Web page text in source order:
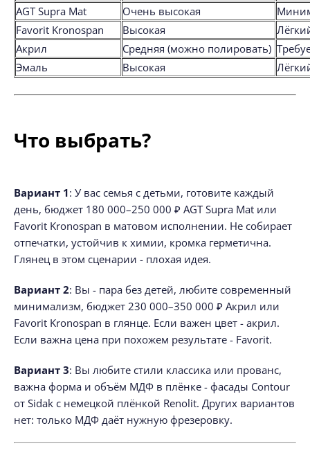
AGT Supra Mat
Очень высокая
Favorit Kronospan
Высокая
Акрил
Средняя (можно полировать)
Эмаль
Высокая
Что выбрать?
Вариант 1: У вас семья с детьми, готовите каждый
день, бюджет 180 000–250 000 ₽ AGT Supra Mat или
Favorit Kronospan в матовом исполнении. Не собирает
отпечатки, устойчив к химии, кромка герметична.
Глянец в этом сценарии - плохая идея.
Вариант 2: Вы - пара без детей, любите современный
минимализм, бюджет 230 000–350 000 ₽ Акрил или
Favorit Kronospan в глянце. Если важен цвет - акрил.
Если важна цена при похожем результате - Favorit.
Вариант 3: Вы любите стили классика или прованс,
важна форма и объём МДФ в плёнке - фасады Contour
от Sidak с немецкой плёнкой Renolit. Других вариантов
нет: только МДФ даёт нужную фрезеровку.